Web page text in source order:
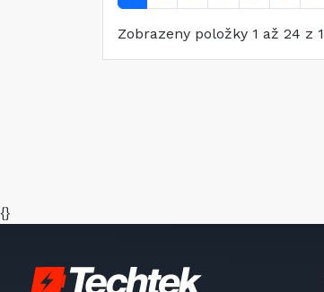
Zobrazeny položky 1 až 24 z
{}